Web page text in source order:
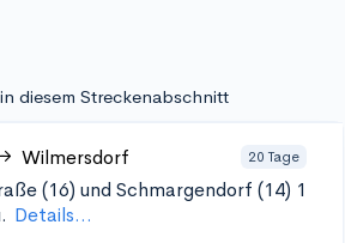
diesem Streckenabschnitt
Wilmersdorf 20 Tage
(16) und Schmargendorf (14) 1
Details...